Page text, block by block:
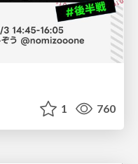
1 760